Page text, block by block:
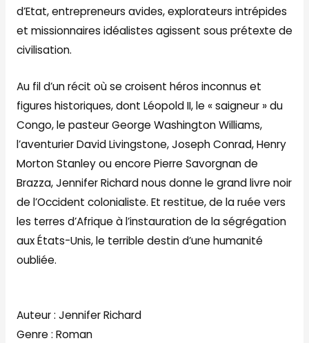
d’Etat, entrepreneurs avides, explorateurs intrépides
et missionnaires idéalistes agissent sous prétexte de
civilisation.
Au fil d’un récit où se croisent héros inconnus et
figures historiques, dont Léopold II, le « saigneur » du
Congo, le pasteur George Washington Williams,
l’aventurier David Livingstone, Joseph Conrad, Henry
Morton Stanley ou encore Pierre Savorgnan de
Brazza, Jennifer Richard nous donne le grand livre noir
de l’Occident colonialiste. Et restitue, de la ruée vers
les terres d’Afrique à l’instauration de la ségrégation
aux États-Unis, le terrible destin d’une humanité
oubliée.
Auteur : Jennifer Richard
Genre : Roman